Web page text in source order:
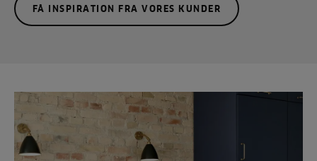
FÅ INSPIRATION FRA VORES KUNDER